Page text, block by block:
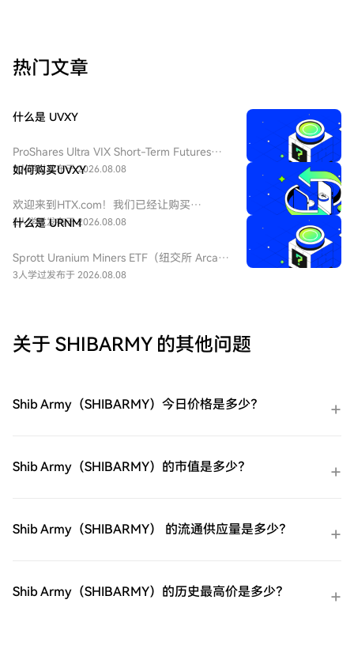
热门文章
什么是 UVXY
ProShares Ultra VIX Short-Term Futures
ETF（纽交所 Arca 代码：UVXY），中文：
ETF 为每日 2 倍杠杆做多 VIX 短期期货产
品，挂钩标普 500 短期波动率期货指数，该
基金通常用于在美股市场波动加剧或恐慌情
特性和期货展期成本，它不适合长期持有。
5人学过发布于 2026.08.08
如何购买UVXY
欢迎来到HTX.com！我们已经让购买
ProShares 两倍做多短期 VIX 期货
逐步指南，放心开始您的加密货币之旅。第
一步：创建您的HTX账户使用您的电子邮
或Mastercard即时购买ProShares 两倍做多
Pay等流行支付方法以增加便利性。C2C购
者提供个性化服务和竞争性汇率。第三步：
存储您的ProShares 两倍做多短期 VIX 期货
在您的HTX账户钱包中。您也可以通过区块
链转账将其发送到其他地方或者用于交易其
货市场轻松交易ProShares 两倍做多短期 VIX
期货ETF（UVXY)。访问您的账户，选择您的
2人学过发布于 2026.08.08
什么是 URNM
Sprott Uranium Miners ETF（纽交所 Arca
代码：URNM），中文：无（bn无），传统
铀持有企业，受益全球清洁能源转型与核电
需求增长，是美股稀缺铀矿赛道投资工具。
3人学过发布于 2026.08.08
关于 SHIBARMY 的其他问题
Shib Army（SHIBARMY）今日价格是多少？
Shib Army（SHIBARMY）的市值是多少？
Shib Army（SHIBARMY） 的流通供应量是多少？
Shib Army（SHIBARMY）的历史最高价是多少？